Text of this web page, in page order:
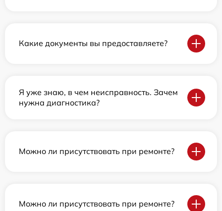
Какие документы вы предоставляете?
Я уже знаю, в чем неисправность. Зачем
нужна диагностика?
Можно ли присутствовать при ремонте?
Можно ли присутствовать при ремонте?